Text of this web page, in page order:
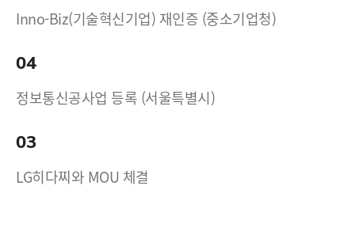
Inno-Biz(기술혁신기업) 재인증 (중소기업청)
04
정보통신공사업 등록 (서울특별시)
03
LG히다찌와 MOU 체결